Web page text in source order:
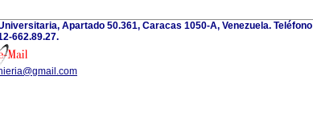
Apartado 50.361, Caracas 1050-A, Venezuela. Teléfono
662.89.27.